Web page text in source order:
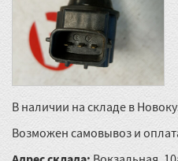
В наличии на складе в
Возможен самовывоз и